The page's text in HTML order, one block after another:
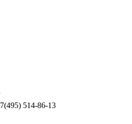
514-86-13